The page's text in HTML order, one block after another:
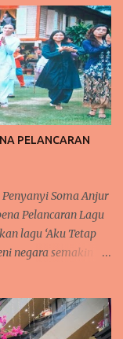
PELANCARAN
Penyanyi Soma Anjur
Pelancaran Lagu
lagu ‘Aku Tetap
negara semakin
juga kepada
Rosmah S.